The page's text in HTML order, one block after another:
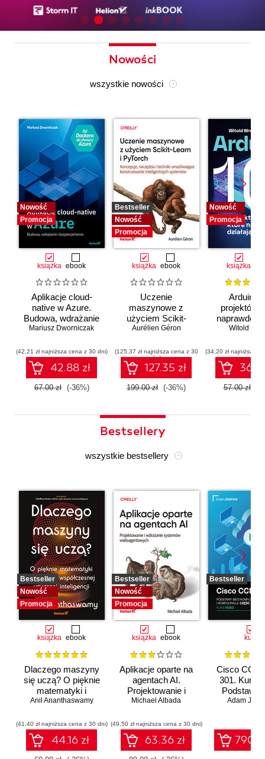
Nowości
wszystkie nowości
Nowość
Promocja
książka ebook
Aplikacje cloud-
native w Azure.
Budowa, wdrażanie
i bezpieczeństwo
Mariusz Dworniczak
(42,21 zł najniższa cena z 30 dni)
42.88 zł
67.00 zł (-36%)
Bestseller
Nowość
Promocja
książka ebook
Uczenie
maszynowe z
użyciem Scikit-
Learn i PyTorch.
narzędzia i techniki
umożliwiające
konstruowanie
inteligentnych
systemów
Aurélien Géron
(125,37 zł najniższa cena z 30
dni)
127.35 zł
199.00 zł (-36%)
Nowość
Promocja
książka
Arduino.
projektów,
naprawdę
Witold
(34,20 zł najniższa
57.00 zł
Bestsellery
wszystkie bestsellery
Bestseller
Nowość
Promocja
książka ebook
Dlaczego maszyny
się uczą? O pięknie
matematyki i
działaniu
sztucznej
Anil Ananthaswamy
(41,40 zł najniższa cena z 30 dni)
44.16 zł
Bestseller
Nowość
Promocja
książka ebook
Aplikacje oparte na
agentach AI.
Projektowanie i
wdrażanie
wieloagentowych
Michael Albada
(49,50 zł najniższa cena z 30 dni)
63.36 zł
Bestseller
kurs
Cisco
301. Kurs
Podstawy
Adam